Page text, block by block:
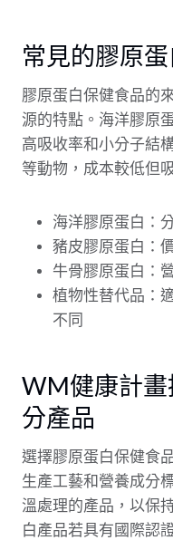
常見的膠原
膠原蛋白保健食品的
源的特點。海洋膠原
高吸收率和小分子結
等動物，成本較低但
海洋膠原蛋白：
豬皮膠原蛋白：
牛骨膠原蛋白：
植物性替代品：
不同
WM健康計
分產品
選擇膠原蛋白保健食
生產工藝和營養成分
溫處理的產品，以保
白產品若具有國際認